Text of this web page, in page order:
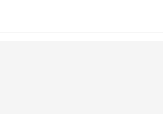
ACTUALIDAD BIERZO